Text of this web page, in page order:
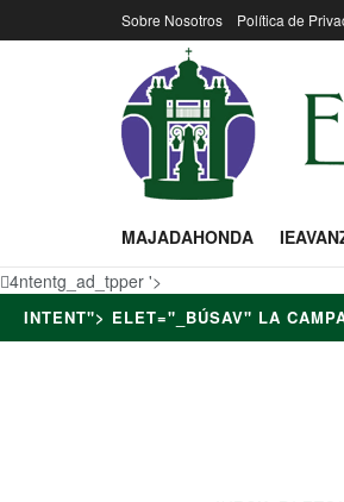
Sobre Nosotros Política de
MAJADAHONDA
4ntentg_ad_tpper '>
INTENT"> ELET="_BÚSAV" LA